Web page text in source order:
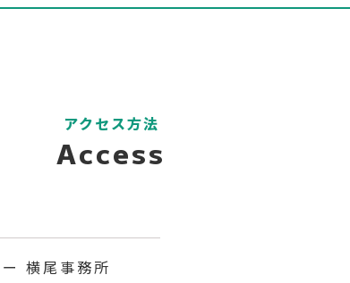
アクセス方法
Access
横尾事務所